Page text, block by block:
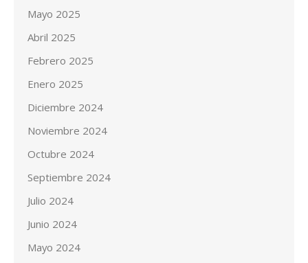
Mayo 2025
Abril 2025
Febrero 2025
Enero 2025
Diciembre 2024
Noviembre 2024
Octubre 2024
Septiembre 2024
Julio 2024
Junio 2024
Mayo 2024